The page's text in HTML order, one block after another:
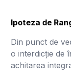
Ipoteza de
Din punct de
o interdicție de
achitarea